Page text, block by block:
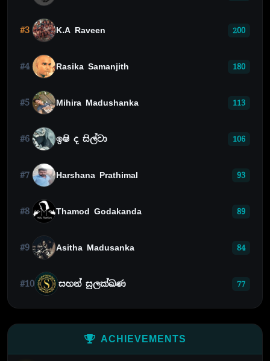
#3 K.A Raveen 200
#4 Rasika Samanjith 180
#5 Mihira Madushanka 113
#6 ඉෂි ද සිල්වා 106
#7 Harshana Prathimal 93
#8 Thamod Godakanda 89
#9 Asitha Madusanka 84
#10 සහන් සුලක්ඛණ 77
ACHIEVEMENTS